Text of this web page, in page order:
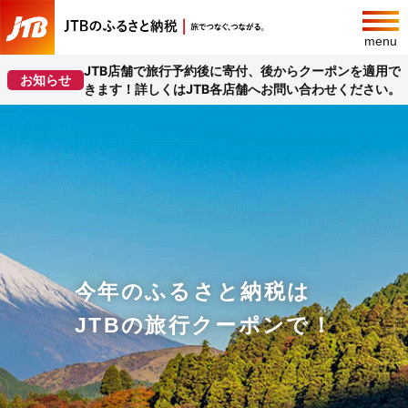
menu
お知らせ
JTB店舗で旅行予約後に寄付、後からクーポンを適用で
きます！詳しくはJTB各店舗へお問い合わせください。
今年のふるさと納税は
JTBの旅行クーポンで！